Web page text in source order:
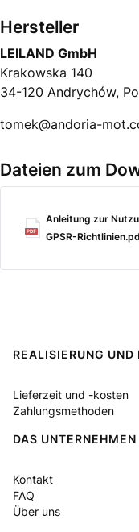
Hersteller
LEILAND GmbH
Krakowska 140
34-120 Andrychów,
tomek@andoria-
Dateien zum
Anleitung zur
GPSR-
REALISIERUNG UND
Lieferzeit und -kosten
Zahlungsmethoden
DAS UNTERNEHMEN
Kontakt
FAQ
Über uns